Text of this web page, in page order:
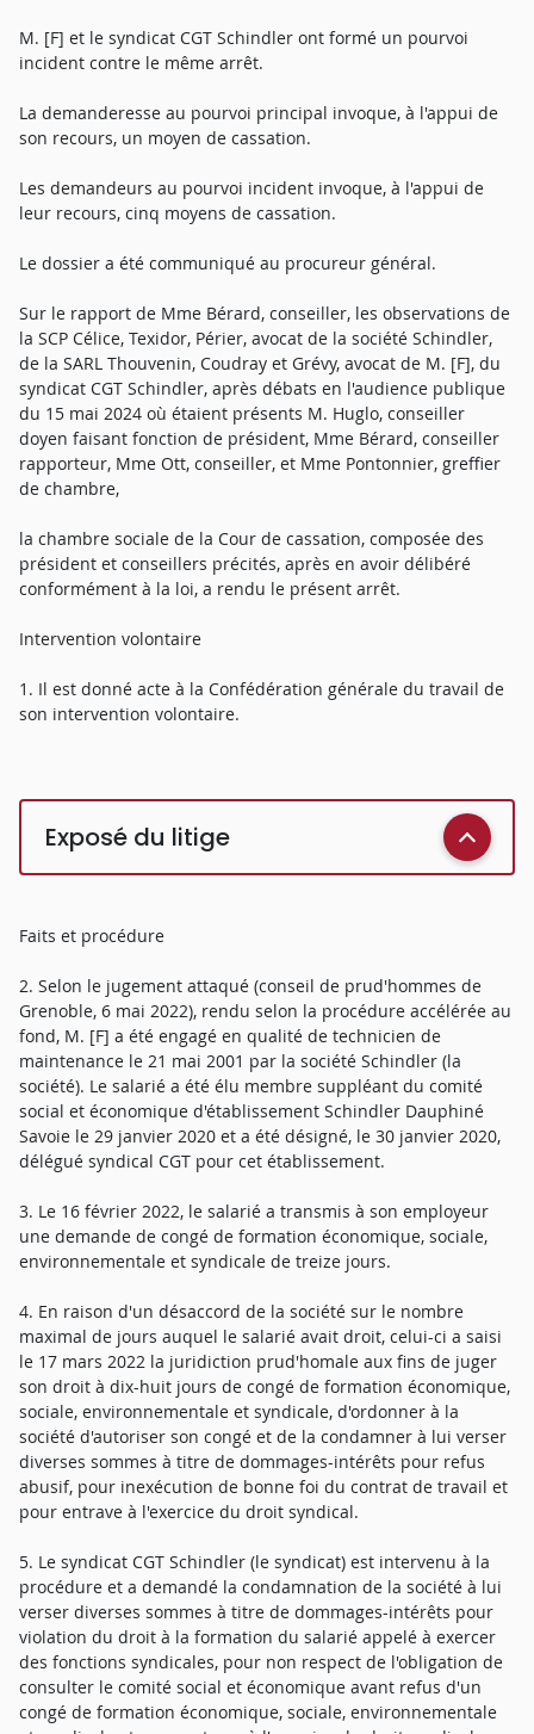
M. [F] et le syndicat CGT Schindler ont formé un pourvoi
incident contre le même arrêt.
La demanderesse au pourvoi principal invoque, à l'appui de
son recours, un moyen de cassation.
Les demandeurs au pourvoi incident invoque, à l'appui de
leur recours, cinq moyens de cassation.
Le dossier a été communiqué au procureur général.
Sur le rapport de Mme Bérard, conseiller, les observations de
la SCP Célice, Texidor, Périer, avocat de la société Schindler,
de la SARL Thouvenin, Coudray et Grévy, avocat de M. [F], du
syndicat CGT Schindler, après débats en l'audience publique
du 15 mai 2024 où étaient présents M. Huglo, conseiller
doyen faisant fonction de président, Mme Bérard, conseiller
rapporteur, Mme Ott, conseiller, et Mme Pontonnier, greffier
de chambre,
la chambre sociale de la Cour de cassation, composée des
président et conseillers précités, après en avoir délibéré
conformément à la loi, a rendu le présent arrêt.
Intervention volontaire
1. Il est donné acte à la Confédération générale du travail de
son intervention volontaire.
Exposé du litige
Faits et procédure
2. Selon le jugement attaqué (conseil de prud'hommes de
Grenoble, 6 mai 2022), rendu selon la procédure accélérée au
fond, M. [F] a été engagé en qualité de technicien de
maintenance le 21 mai 2001 par la société Schindler (la
société). Le salarié a été élu membre suppléant du comité
social et économique d'établissement Schindler Dauphiné
Savoie le 29 janvier 2020 et a été désigné, le 30 janvier 2020,
délégué syndical CGT pour cet établissement.
3. Le 16 février 2022, le salarié a transmis à son employeur
une demande de congé de formation économique, sociale,
environnementale et syndicale de treize jours.
4. En raison d'un désaccord de la société sur le nombre
maximal de jours auquel le salarié avait droit, celui-ci a saisi
le 17 mars 2022 la juridiction prud'homale aux fins de juger
son droit à dix-huit jours de congé de formation économique,
sociale, environnementale et syndicale, d'ordonner à la
société d'autoriser son congé et de la condamner à lui verser
diverses sommes à titre de dommages-intérêts pour refus
abusif, pour inexécution de bonne foi du contrat de travail et
pour entrave à l'exercice du droit syndical.
5. Le syndicat CGT Schindler (le syndicat) est intervenu à la
procédure et a demandé la condamnation de la société à lui
verser diverses sommes à titre de dommages-intérêts pour
violation du droit à la formation du salarié appelé à exercer
des fonctions syndicales, pour non respect de l'obligation de
consulter le comité social et économique avant refus d'un
congé de formation économique, sociale, environnementale